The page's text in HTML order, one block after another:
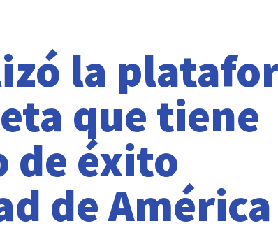
la
que tiene
de éxito
de América